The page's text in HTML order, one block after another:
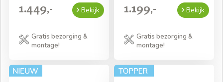
1.449,- Bekijk
Gratis bezorging &
montage!
1.199,- Bekijk
Gratis bezorging &
montage!